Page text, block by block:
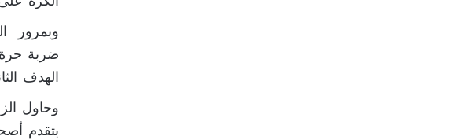
وبمرور
الهدف
وحاول
بتقدم